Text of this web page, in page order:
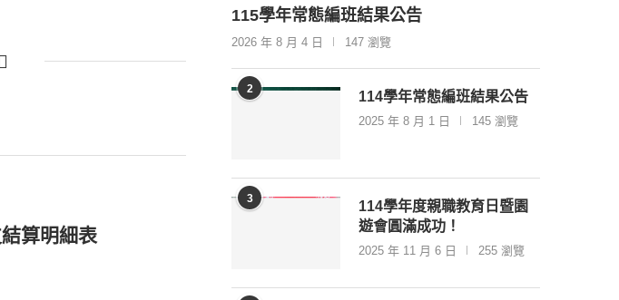
算明細表
115學年常態編班結果公告
2026 年 8 月 4 日 147 瀏覽
2
114學年常態編班結果公告
2025 年 8 月 1 日 145 瀏覽
3
114學年度親職教育日暨園
遊會圓滿成功！
2025 年 11 月 6 日 255 瀏覽